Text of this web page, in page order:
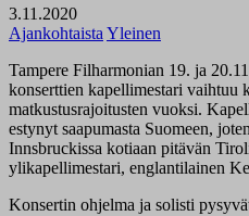
3.11.2020
AjankohtaistaYleinen
Tampere Filharmonian 19. ja
konserttien kapellimestari vaihtuu
matkustusrajoitusten vuoksi.
estynyt saapumasta Suomeen,
Innsbruckissa kotiaan pitävän
ylikapellimestari, englantilainen
Konsertin ohjelma ja solisti